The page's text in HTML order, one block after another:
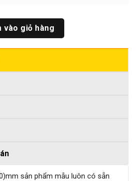
số lượng
vào giỏ hàng
sản phẩm mẫu luôn có sẵn